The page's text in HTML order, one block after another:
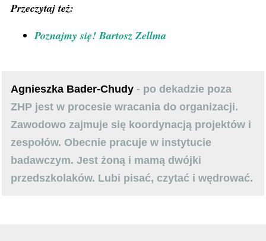
Przeczytaj też:
Poznajmy się! Bartosz Zellma
Agnieszka Bader-Chudy - po dekadzie poza
ZHP jest w procesie wracania do organizacji.
Zawodowo zajmuje się koordynacją projektów i
zespołów. Obecnie pracuje w instytucie
badawczym. Jest żoną i mamą dwójki
przedszkolaków. Lubi pisać, czytać i wędrować.